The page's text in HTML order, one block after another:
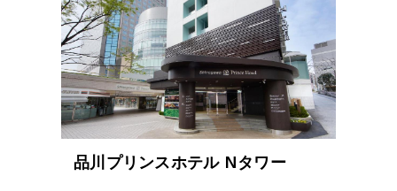
品川プリンスホテル Nタワー